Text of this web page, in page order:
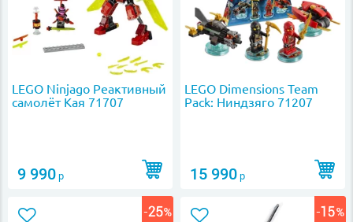
LEGO Ninjago Реактивный
самолёт Кая 71707
9 990 р
LEGO Dimensions Team
Pack: Ниндзяго 71207
15 990 р